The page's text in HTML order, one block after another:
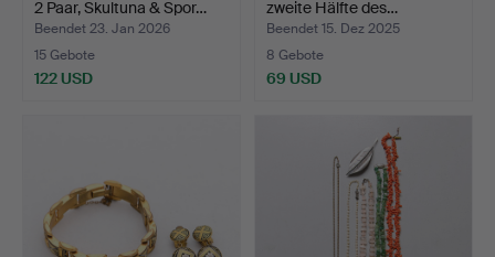
2 Paar, Skultuna & Spor…
Beendet 23. Jan 2026
15 Gebote
122 USD
zweite Hälfte des…
Beendet 15. Dez 2025
8 Gebote
69 USD